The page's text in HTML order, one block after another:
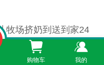
牧场挤奶到送到家24
用方式。其次，每日
天早上赶着去超市买
购物车 我的